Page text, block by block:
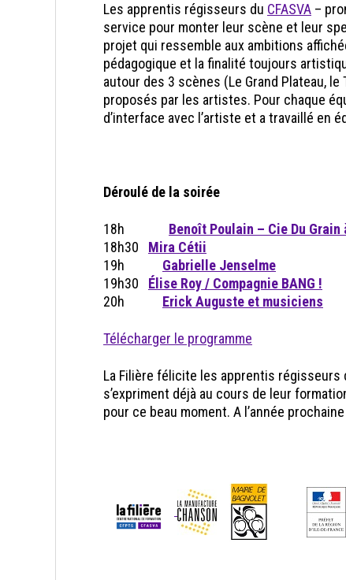
Les apprentis régisseurs du CFASVA –
service pour monter leur scène et leur
projet qui ressemble aux ambitions
pédagogique et la finalité toujours
autour des 3 scènes (Le Grand Plateau,
proposés par les artistes. Pour chaque
d’interface avec l’artiste et a travaillé en
Déroulé de la soirée
18h Benoît Poulain – Cie Du Grain
18h30
Mira Cétii
19h
Gabrielle Jenselme
19h30
Élise Roy / Compagnie BANG !
20h
Erick Auguste et musiciens
Télécharger le programme
La Filière félicite les apprentis régisseurs
s’expriment déjà au cours de leur
pour ce beau moment. A l’année prochaine